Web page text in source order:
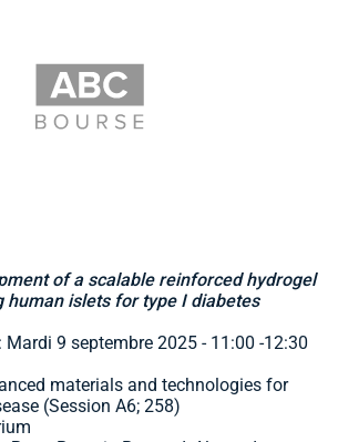
of a scalable reinforced hydrogel
human islets for type I diabetes
: Mardi 9 septembre 2025 - 11:00 -12:30
materials and technologies for
(Session A6; 258)